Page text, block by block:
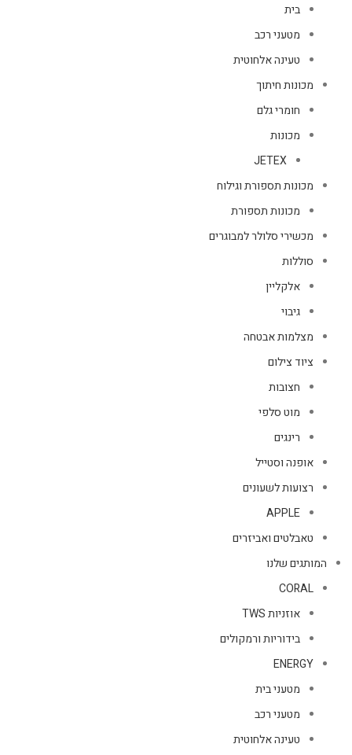
בית
מטעני רכב
טעינה אלחוטית
מכונות חיתוך
חומרי גלם
מכונות
JETEX
מכונות תספורת וגילוח
מכונות תספורת
מכשירי סלולר למבוגרים
סוללות
אלקליין
גיבוי
מצלמות אבטחה
ציוד צילום
חצובות
מוט סלפי
רינגים
אופנה וסטייל
רצועות לשעונים
APPLE
טאבלטים ואביזרים
המותגים שלנו
CORAL
אוזניות TWS
בידוריות ורמקולים
ENERGY
מטעני בית
מטעני רכב
טעינה אלחוטית